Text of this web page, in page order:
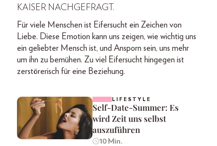
KAISER NACHGEFRAGT.
Für viele Menschen ist Eifersucht ein Zeichen von
Liebe. Diese Emotion kann uns zeigen, wie wichtig uns
ein geliebter Mensch ist, und Ansporn sein, uns mehr
um ihn zu bemühen. Zu viel Eifersucht hingegen ist
zerstörerisch für eine Beziehung.
LIFESTYLE
Self-Date-Summer: Es
wird Zeit uns selbst
auszuführen
10 Min.